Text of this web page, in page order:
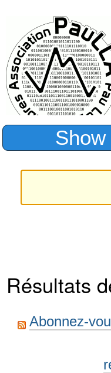
Chercher
Recherche
Résultats
Abonnez-